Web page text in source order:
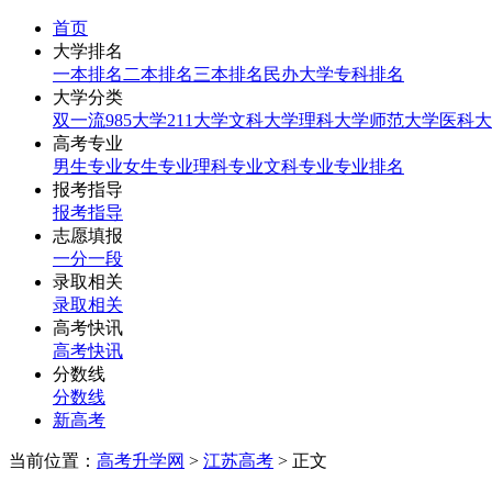
首页
大学排名
一本排名 二本排名三本排名 民办大学专科排名
大学分类
双一流985大学211大学文科大学理科大学师范大学医科
高考专业
男生专业女生专业理科专业文科专业专业排名
报考指导
报考指导
志愿填报
一分一段
录取相关
录取相关
高考快讯
高考快讯
分数线
分数线
新高考
当前位置： 高考升学网 > 江苏高考 > 正文